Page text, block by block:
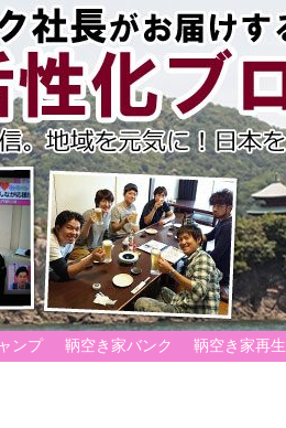
ンプ 鞆空き家バンク 鞆空き家再生